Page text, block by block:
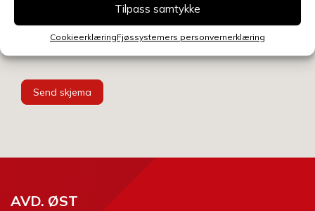
Tilpass samtykke
CookieerklæringFjøssystemers personvernerklæring
Send skjema
AVD. ØST